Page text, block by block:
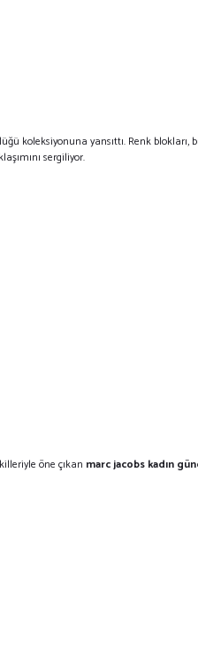
koleksiyonuna yansıttı. Renk
sergiliyor.
öne çıkan marc jacobs kadın